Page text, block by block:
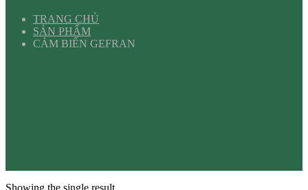
TRANG CHỦ
SẢN PHẨM
CẢM BIẾN GEFRAN